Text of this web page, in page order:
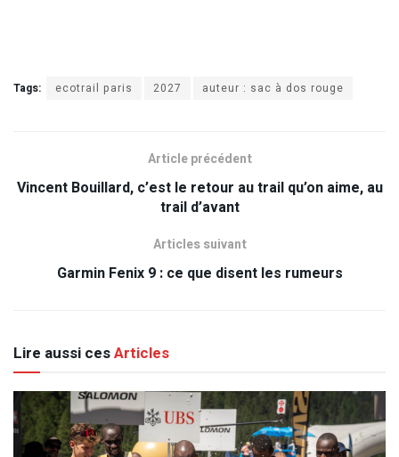
Tags: ecotrail paris 2027 auteur : sac à dos rouge
Article précédent
Vincent Bouillard, c’est le retour au trail qu’on aime, au
trail d’avant
Articles suivant
Garmin Fenix 9 : ce que disent les rumeurs
Lire aussi cesArticles